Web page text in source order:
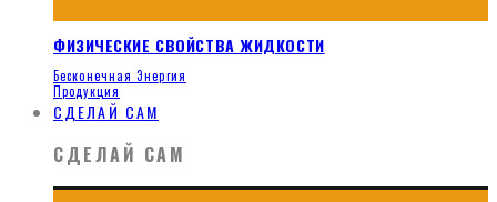
ФИЗИЧЕСКИЕ СВОЙСТВА ЖИДКОСТИ
Бесконечная Энергия
Продукция
СДЕЛАЙ САМ
СДЕЛАЙ САМ